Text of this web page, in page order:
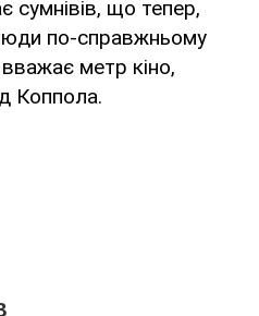
сумнівів, що тепер,
по-справжньому
вважає метр кіно,
Коппола.